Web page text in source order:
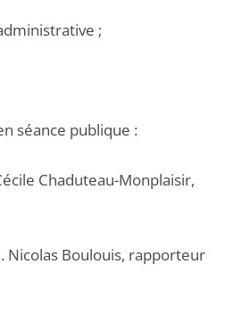
;
séance publique :
Chaduteau-Monplaisir,
Nicolas Boulouis, rapporteur